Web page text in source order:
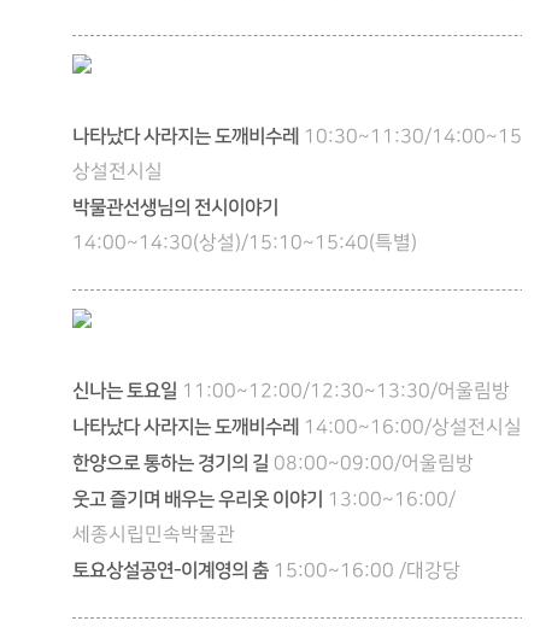
나타났다 사라지는 도깨비수레
10:30~11:30/
상설전시실
박물관선생님의 전시이야기
14:00~14:30(상설)/15:10~15:40(특별)
신나는 토요일 11:00~12:00/12:30~13:30/어울림방
나타났다 사라지는 도깨비수레 14:00~16:00/상설전시실
한양으로 통하는 경기의 길 08:00~09:00/어울림방
웃고 즐기며 배우는 우리옷 이야기
13:00~16:00/
세종시립민속박물관
토요상설공연-이계영의 춤 15:00~16:00 /대강당